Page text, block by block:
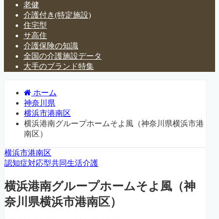
老健
介護付き(特定施設)
住宅型
サ高住
介護保険の知識
全国の介護施設データ
大手のブランド特集
ホーム
神奈川県
横浜市港南区
横浜港南グループホームそよ風（神奈川県横浜市港
南区）
横浜市港南区
認知症対応型共同生活介護
横浜港南グループホームそよ風（神
奈川県横浜市港南区）